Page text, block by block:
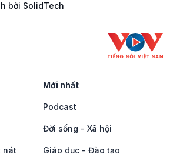
bởi SolidTech
Mới nhất
Podcast
Đời sống - Xã hội
nát Giáo dục - Đào tạo